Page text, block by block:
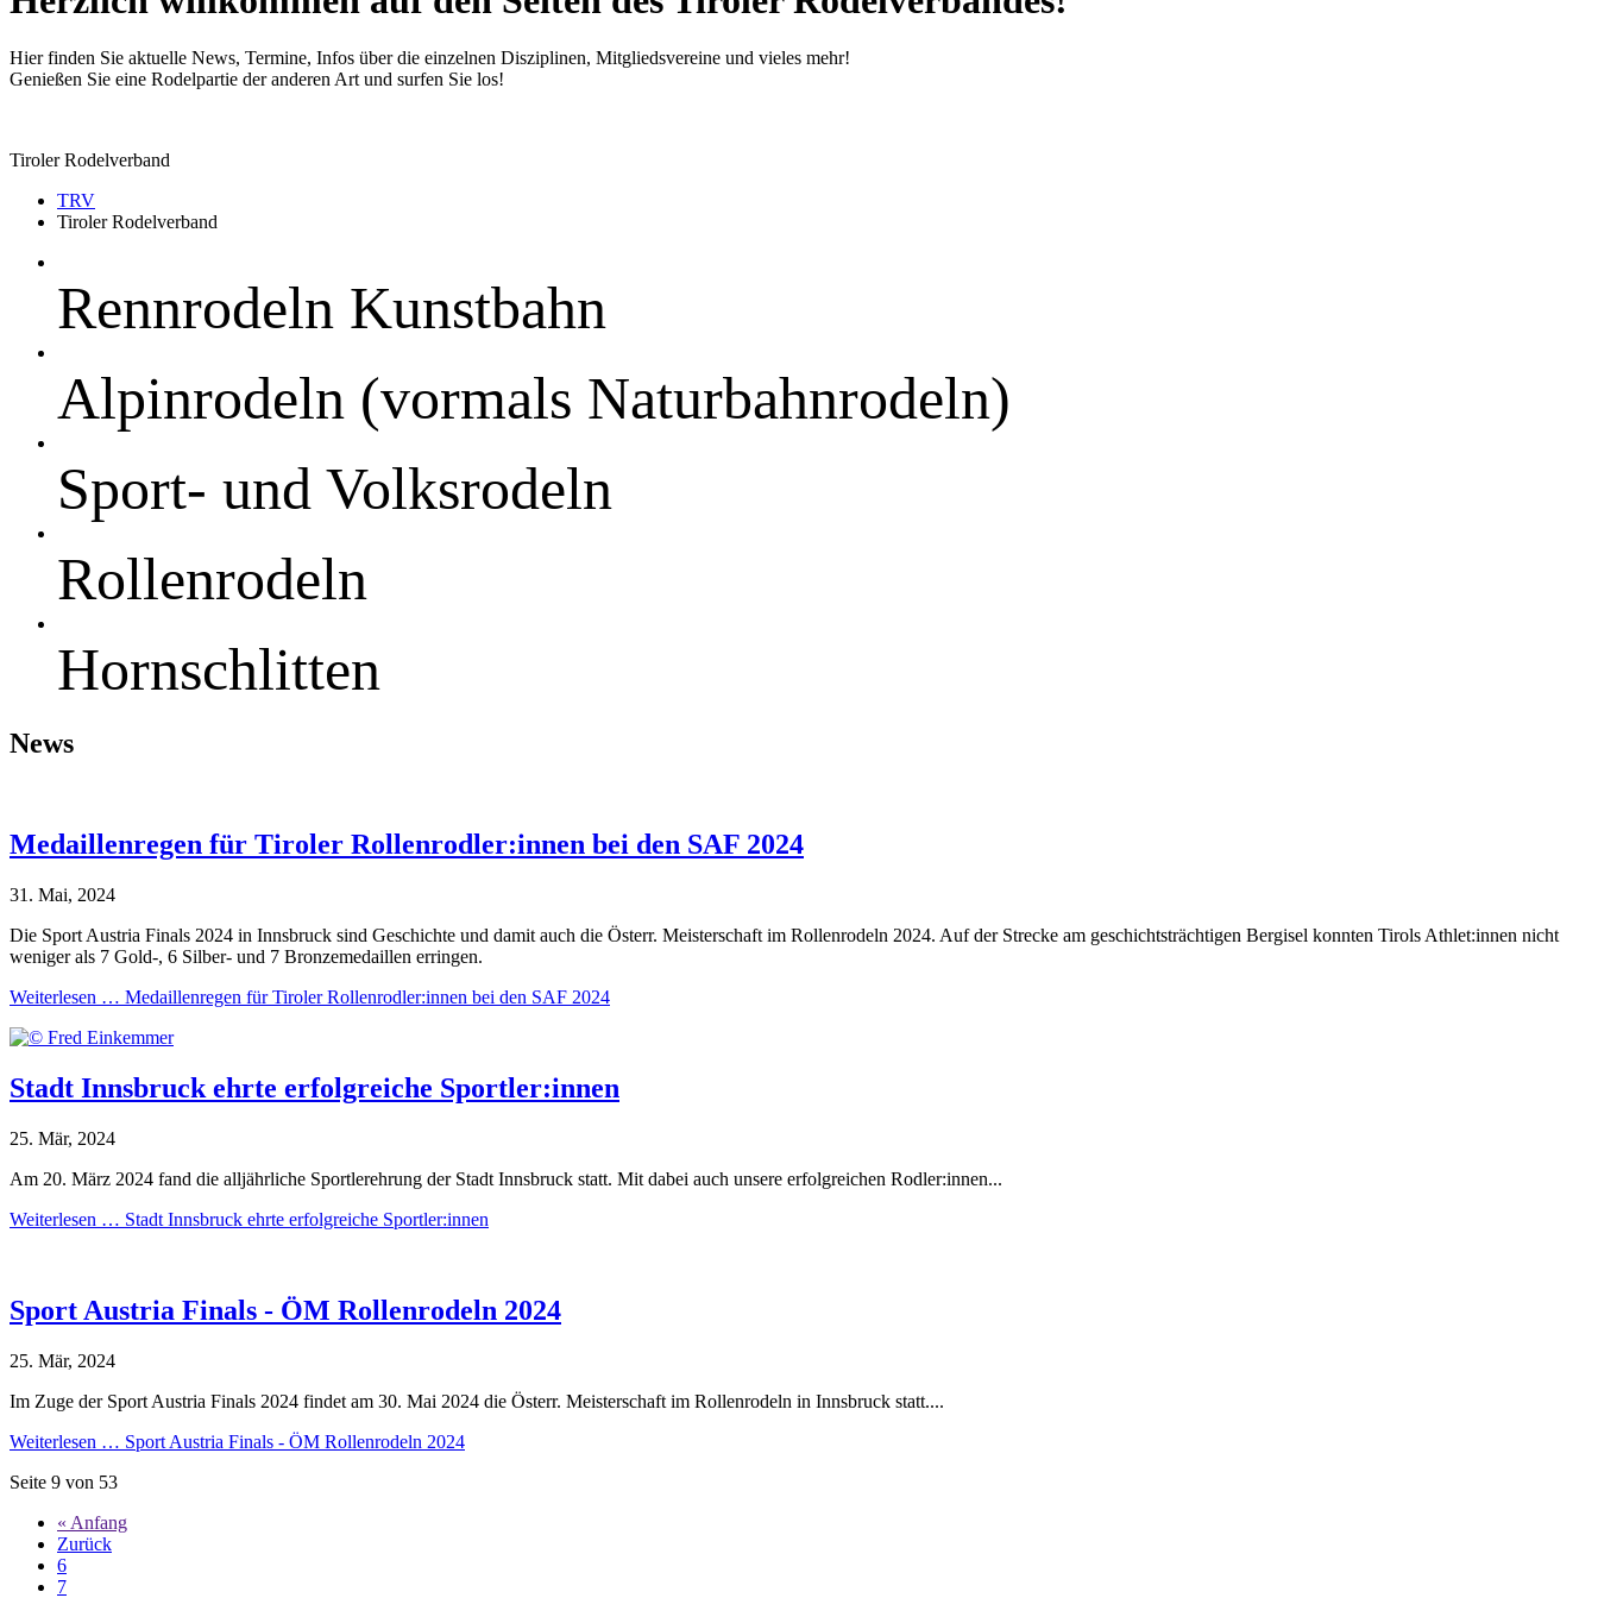
Hier finden Sie aktuelle News, Termine, Infos über die einzelnen Disziplinen, Mitgliedsvereine und vieles mehr!
Genießen Sie eine Rodelpartie der anderen Art und surfen Sie los!
Tiroler Rodelverband
TRV
Tiroler Rodelverband
Rennrodeln Kunstbahn
Alpinrodeln (vormals Naturbahnrodeln)
Sport- und Volksrodeln
Rollenrodeln
Hornschlitten
News
Medaillenregen für Tiroler Rollenrodler:innen bei den SAF 2024
31. Mai, 2024
Die Sport Austria Finals 2024 in Innsbruck sind Geschichte und damit auch die Österr. Meisterschaft im Rollenrodeln 2024. Auf der Strecke am geschichtsträchtigen Bergisel konnten Tirols Athlet:innen nicht
weniger als 7 Gold-, 6 Silber- und 7 Bronzemedaillen erringen.
Weiterlesen … Medaillenregen für Tiroler Rollenrodler:innen bei den SAF 2024
Stadt Innsbruck ehrte erfolgreiche Sportler:innen
25. Mär, 2024
Am 20. März 2024 fand die alljährliche Sportlerehrung der Stadt Innsbruck statt. Mit dabei auch unsere erfolgreichen Rodler:innen...
Weiterlesen … Stadt Innsbruck ehrte erfolgreiche Sportler:innen
Sport Austria Finals - ÖM Rollenrodeln 2024
25. Mär, 2024
Im Zuge der Sport Austria Finals 2024 findet am 30. Mai 2024 die Österr. Meisterschaft im Rollenrodeln in Innsbruck statt....
Weiterlesen … Sport Austria Finals - ÖM Rollenrodeln 2024
Seite 9 von 53
« Anfang
Zurück
6
7